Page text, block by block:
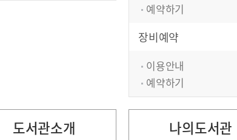
예약하기
장비예약
이용안내
예약하기
도서관소개 나의도서관